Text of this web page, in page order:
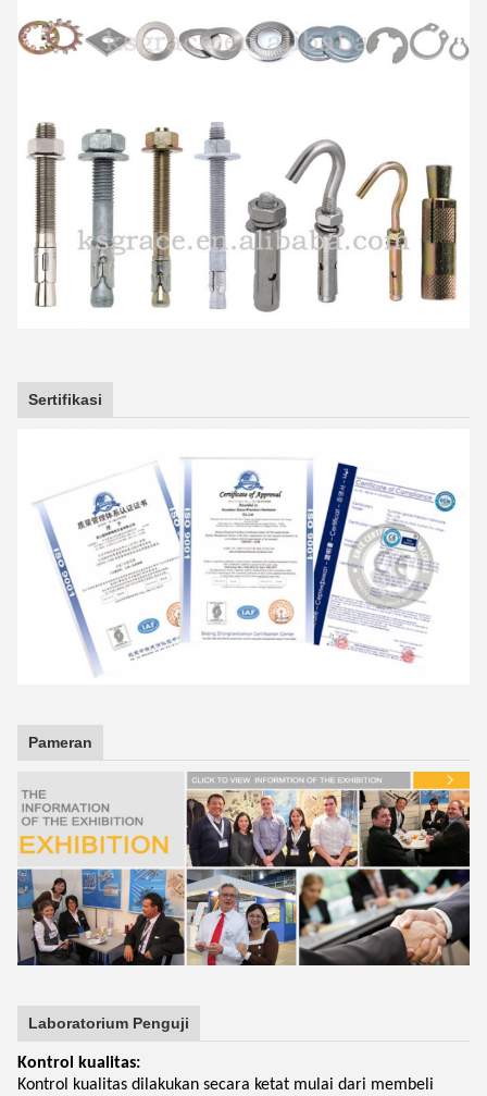
Sertifikasi
Pameran
Laboratorium Penguji
Kontrol kualitas:
Kontrol kualitas dilakukan secara ketat mulai dari membeli